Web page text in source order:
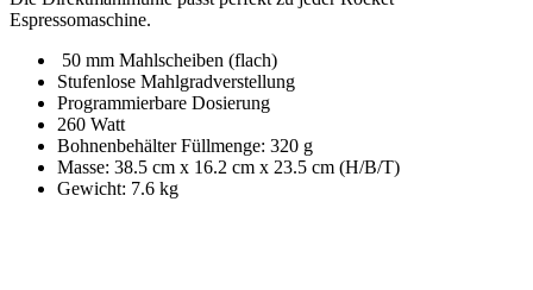
Espressomaschine.
50 mm Mahlscheiben (flach)
Stufenlose Mahlgradverstellung
Programmierbare Dosierung
260 Watt
Bohnenbehälter Füllmenge: 320 g
Masse: 38.5 cm x 16.2 cm x 23.5 cm (H/B/T)
Gewicht: 7.6 kg